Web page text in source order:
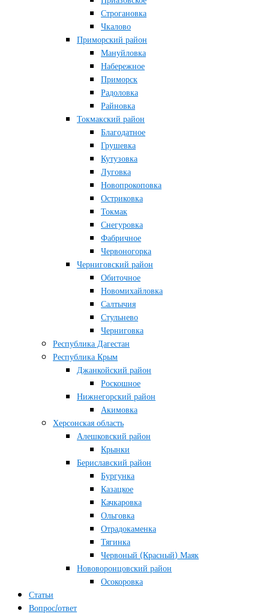
Строгановка
Чкалово
Приморский район
Мануйловка
Набережное
Приморск
Радоловка
Райновка
Токмакский район
Благодатное
Грушевка
Кутузовка
Луговка
Новопрокоповка
Остриковка
Токмак
Снегуровка
Фабричное
Червоногорка
Черниговский район
Обиточное
Новомихайловка
Салтычия
Стульнево
Черниговка
Республика Дагестан
Республика Крым
Джанкойский район
Роскошное
Нижнегорский район
Акимовка
Херсонская область
Алешковский район
Крынки
Бериславский район
Бургунка
Казацкое
Качкаровка
Ольговка
Отрадокаменка
Тягинка
Червоный (Красный) Маяк
Нововоронцовский район
Осокоровка
Статьи
Вопрос/ответ